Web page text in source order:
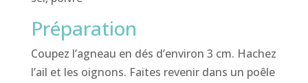
Préparation
Coupez l’agneau en dés d’environ 3 cm. Hachez
l’ail et les oignons. Faites revenir dans un poêle